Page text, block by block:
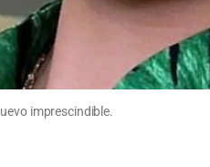
imprescindible.